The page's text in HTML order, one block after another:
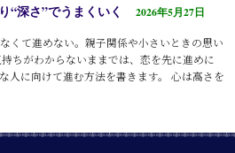
“深さ”でうまくいく 2026年5月27日
くて進めない。親子関係や小さいときの思い
ちがわからないままでは、恋を先に進めに
人に向けて進む方法を書きます。 心は高さを